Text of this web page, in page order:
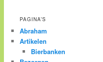
PAGINA’S
Abraham
Artikelen
Bierbanken